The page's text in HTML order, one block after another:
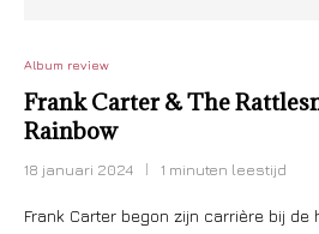
Album review
Frank Carter & The
Rainbow
18 januari 2024 1 minuten leestijd
Frank Carter begon zijn carrière bij de